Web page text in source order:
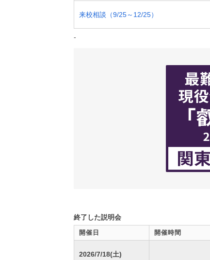
来校相談（9/25～12/25）
-
終了した説明会
開催日 開催時間
2026/7/18(土)